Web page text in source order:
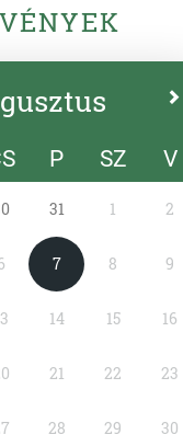
P SZ V
31 1 2
7 8 9
14 15 16
21 22 23
28 29 30